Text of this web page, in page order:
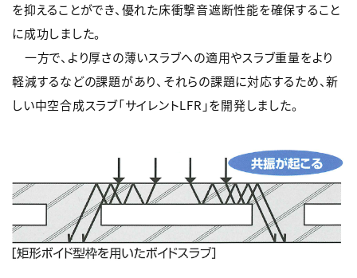
を抑えることができ、優れた床衝撃音遮断性能を確保すること
に成功しました。
一方で、より厚さの薄いスラブへの適用やスラブ重量をより
軽減するなどの課題があり、それらの課題に対応するため、新
しい中空合成スラブ「サイレントLFR」を開発しました。